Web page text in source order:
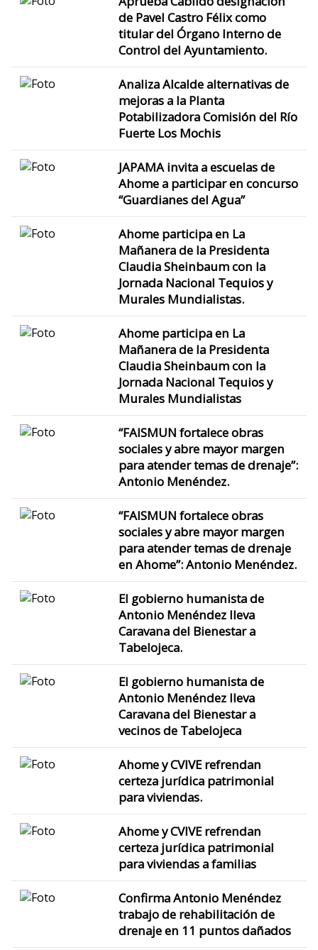
de Pavel Castro Félix como
titular del Órgano Interno de
Control del Ayuntamiento.
Analiza Alcalde alternativas de
mejoras a la Planta
Potabilizadora Comisión del Río
Fuerte Los Mochis
JAPAMA invita a escuelas de
Ahome a participar en concurso
“Guardianes del Agua”
Ahome participa en La
Mañanera de la Presidenta
Claudia Sheinbaum con la
Jornada Nacional Tequios y
Murales Mundialistas.
Ahome participa en La
Mañanera de la Presidenta
Claudia Sheinbaum con la
Jornada Nacional Tequios y
Murales Mundialistas
“FAISMUN fortalece obras
sociales y abre mayor margen
para atender temas de drenaje”:
Antonio Menéndez.
“FAISMUN fortalece obras
sociales y abre mayor margen
para atender temas de drenaje
en Ahome”: Antonio Menéndez.
El gobierno humanista de
Antonio Menéndez lleva
Caravana del Bienestar a
Tabelojeca.
El gobierno humanista de
Antonio Menéndez lleva
Caravana del Bienestar a
vecinos de Tabelojeca
Ahome y CVIVE refrendan
certeza jurídica patrimonial
para viviendas.
Ahome y CVIVE refrendan
certeza jurídica patrimonial
para viviendas a familias
Confirma Antonio Menéndez
trabajo de rehabilitación de
drenaje en 11 puntos dañados